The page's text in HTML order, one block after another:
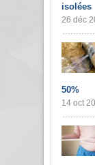
isolées
26 déc
50%
14 oct